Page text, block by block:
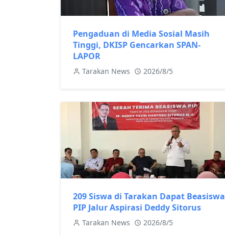
Pengaduan di Media Sosial Masih
Tinggi, DKISP Gencarkan SPAN-
LAPOR
Tarakan News 2026/8/5
209 Siswa di Tarakan Dapat Beasiswa
PIP Jalur Aspirasi Deddy Sitorus
Tarakan News 2026/8/5